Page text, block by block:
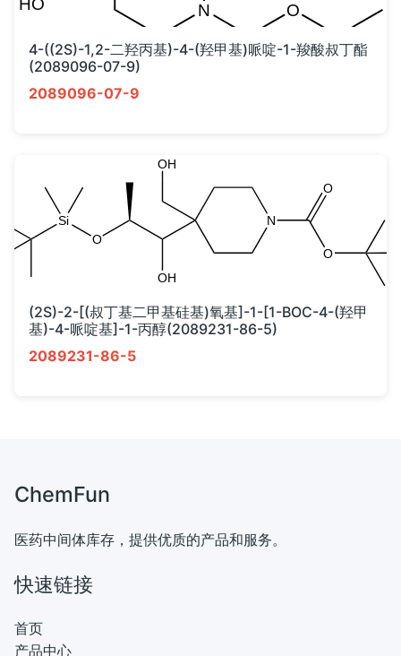
4-((2S)-1,2-二羟丙基)-4-(羟甲基)哌啶-1-羧酸叔丁酯
(2089096-07-9)
2089096-07-9
(2S)-2-[(叔丁基二甲基硅基)氧基]-1-[1-BOC-4-(羟甲
基)-4-哌啶基]-1-丙醇(2089231-86-5)
2089231-86-5
ChemFun
医药中间体库存，提供优质的产品和服务。
快速链接
首页
产品中心